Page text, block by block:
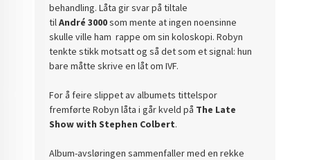
behandling. Låta gir svar på tiltale
tilAndré 3000som mente at ingen noensinne
skulle ville ham rappe om sin koloskopi. Robyn
tenkte stikk motsatt og så det som et signal: hun
bare måtte skrive en låt om IVF.
For å feire slippet av albumets tittelspor
fremførte Robyn låta i går kveld på The Late
Show with Stephen Colbert.
Album-avsløringen sammenfaller med en rekke